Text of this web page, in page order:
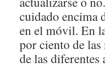
cuidado encima
en el móvil. En
por ciento de las
de las diferentes